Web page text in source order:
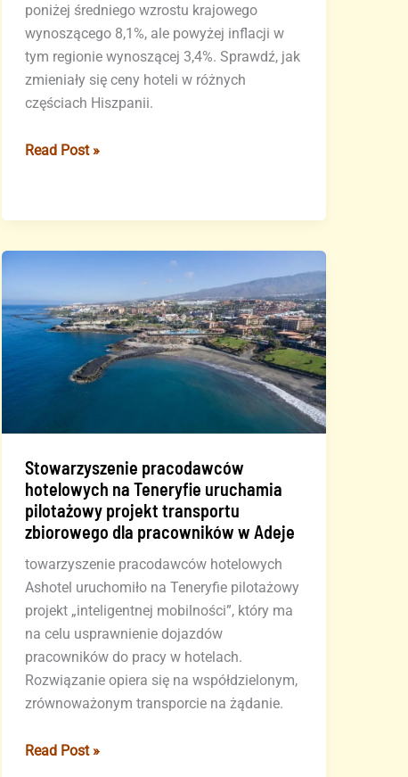
poniżej średniego wzrostu krajowego
wynoszącego 8,1%, ale powyżej inflacji w
tym regionie wynoszącej 3,4%. Sprawdź, jak
zmieniały się ceny hoteli w różnych
częściach Hiszpanii.
Wzrost
na
Read Post »
Stowarzyszenie pracodawców
hotelowych na Teneryfie uruchamia
pilotażowy projekt transportu
zbiorowego dla pracowników w Adeje
towarzyszenie pracodawców hotelowych
Ashotel uruchomiło na Teneryfie pilotażowy
projekt „inteligentnej mobilności”, który ma
na celu usprawnienie dojazdów
pracowników do pracy w hotelach.
Rozwiązanie opiera się na współdzielonym,
zrównoważonym transporcie na żądanie.
Stowarzyszenie
Read Post »